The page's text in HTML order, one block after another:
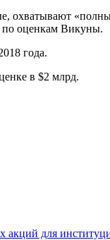
охватывают
по оценкам Викуны.
года.
в $2 млрд.
акций для